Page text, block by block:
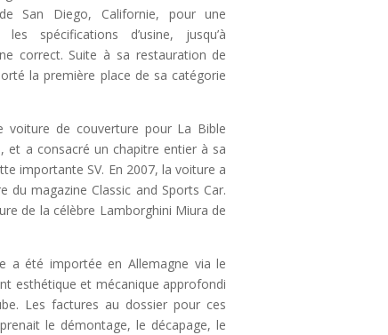
San Diego, Californie, pour une
spécifications d’usine, jusqu’à
correct. Suite à sa restauration de
la première place de sa catégorie
voiture de couverture pour La Bible
et a consacré un chapitre entier à sa
importante SV. En 2007, la voiture a
du magazine Classic and Sports Car.
de la célèbre Lamborghini Miura de
a été importée en Allemagne via le
esthétique et mécanique approfondi
Les factures au dossier pour ces
le démontage, le décapage, le